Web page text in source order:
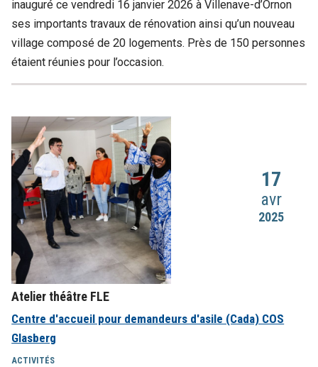
inauguré ce vendredi 16 janvier 2026 à Villenave-d’Ornon
ses importants travaux de rénovation ainsi qu’un nouveau
village composé de 20 logements. Près de 150 personnes
étaient réunies pour l’occasion.
17
avr
2025
Atelier théâtre FLE
Centre d'accueil pour demandeurs d'asile (Cada) COS
Glasberg
ACTIVITÉS